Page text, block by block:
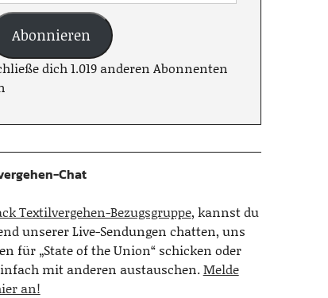
Abonnieren
dich 1.019 anderen Abonnenten
Chat
Textilvergehen-Bezugsgruppe, kannst du
unserer Live-Sendungen chatten, uns
für „State of the Union“ schicken oder
mit anderen austauschen.Melde
an!